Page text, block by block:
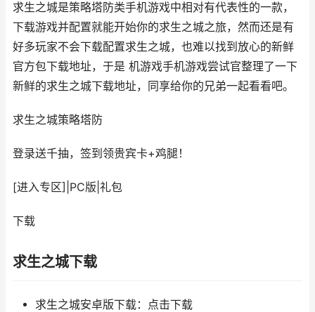
求生之城是策略塔防类手机游戏中相对有代表性的一款，
下载游戏并配置就能开始你的求生之城之旅，然而还是有
好多玩家不会下载配置求生之城，也难以找到放心的新鲜
官方包下载地址，于是 机游戏手机游戏尝试官整理了一下
新鲜的求生之城下载地址，同享给你的兄弟一起看看吧。
求生之城策略塔防
登录送千抽，签到领贵宾卡+鸡腿！
[进入专区] PC版 礼包
下载
求生之城下载
求生之城安卓版下载：点击下载